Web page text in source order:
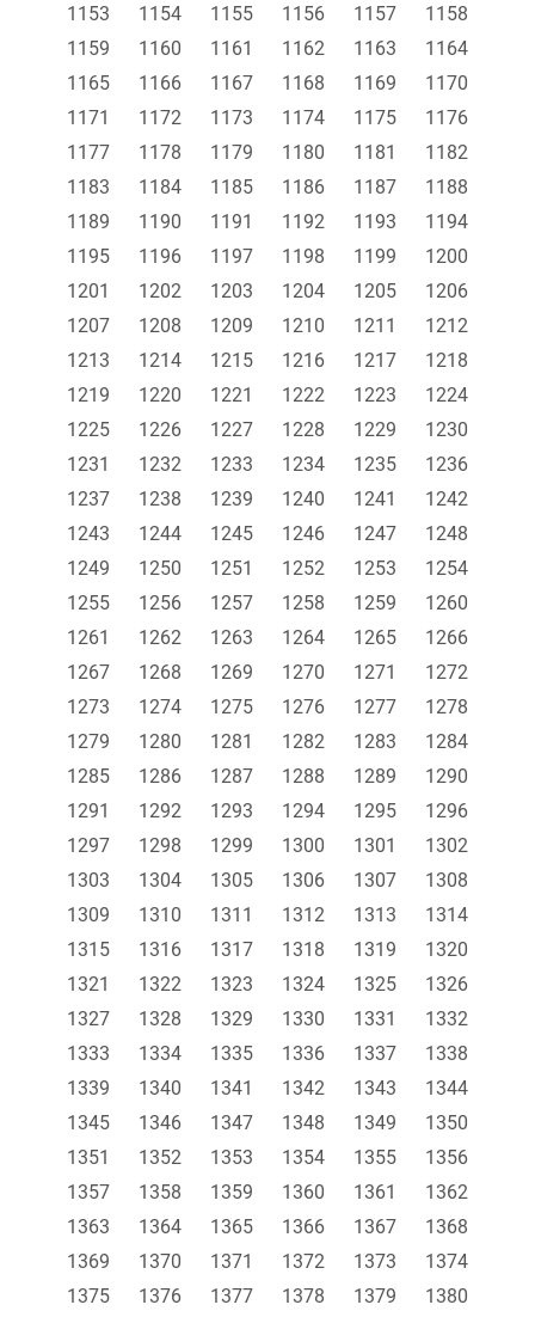
1153 1154 1155 1156 1157
1158
1159
1160 1161 1162 1163
1164
1165
1166 1167 1168 1169
1170
1171
1172 1173 1174 1175
1176
1177
1178 1179 1180 1181
1182
1183
1184 1185 1186 1187
1188
1189
1190 1191 1192 1193
1194
1195
1196 1197 1198 1199
1200
1201
1202 1203 1204 1205
1206
1207
1208 1209 1210 1211
1212
1213
1214 1215 1216 1217
1218
1219
1220 1221 1222 1223
1224
1225
1226 1227 1228 1229
1230
1231
1232 1233 1234 1235
1236
1237
1238 1239 1240 1241
1242
1243
1244 1245 1246 1247
1248
1249
1250 1251 1252 1253
1254
1255
1256 1257 1258 1259
1260
1261
1262 1263 1264 1265
1266
1267
1268 1269 1270 1271
1272
1273
1274 1275 1276 1277
1278
1279
1280 1281 1282 1283
1284
1285
1286 1287 1288 1289
1290
1291
1292 1293 1294 1295
1296
1297
1298 1299 1300 1301
1302
1303
1304 1305 1306 1307
1308
1309
1310 1311 1312 1313
1314
1315
1316 1317 1318 1319
1320
1321
1322 1323 1324 1325
1326
1327
1328 1329 1330 1331
1332
1333
1334 1335 1336 1337
1338
1339
1340 1341 1342 1343
1344
1345
1346 1347 1348 1349
1350
1351
1352 1353 1354 1355
1356
1357
1358 1359 1360 1361
1362
1363
1364 1365 1366 1367
1368
1369
1370 1371 1372 1373
1374
1375
1376 1377 1378 1379
1380